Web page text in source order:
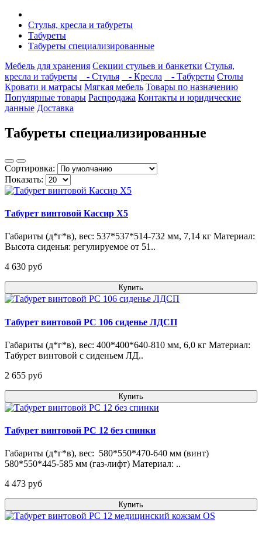
Стулья, кресла и табуреты
Табуреты
Табуреты специализированные
Мебель для хранения Секции стульев и банкетки Стулья,
кресла и табуреты
- Стулья - Кресла - Табуреты Столы
Кровати и матрасы Мягкая мебель Товары по назначению
Популярные товары Распродажа Контакты и юридические
данные Доставка
Табуреты специализированные
Сортировка:
Показать:
Табурет винтовой Кассир X5
Габариты (д*г*в), вес: 537*537*514-732 мм, 7,14 кг Материал:
Высота сиденья: регулируемое от 51..
4 630 pуб
Купить
Табурет винтовой РС 106 сиденье ЛДСП
Габариты (д*г*в), вес: 400*400*640-810 мм, 6,0 кг Материал:
Табурет винтовой с сиденьем ЛД..
2 655 pуб
Купить
Табурет винтовой РС 12 без спинки
Габариты (д*г*в), вес: 580*550*470-640 мм (винт)
580*550*445-585 мм (газ-лифт) Материал: ..
4 473 pуб
Купить